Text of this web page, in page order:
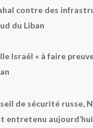
contre des
du Liban
Israël « à faire
de sécurité russe,
entretenu